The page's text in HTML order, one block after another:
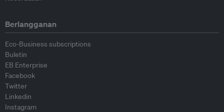
Berlangganan
Eco-Business subscriptions
Buletin
EB Enterprise
Facebook
Twitter
Linkedin
Instagram